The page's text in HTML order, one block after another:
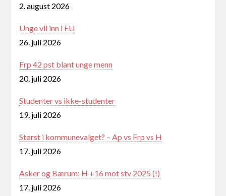
2. august 2026
Unge vil inn i EU
26. juli 2026
Frp 42 pst blant unge menn
20. juli 2026
Studenter vs ikke-studenter
19. juli 2026
Størst i kommunevalget? – Ap vs Frp vs H
17. juli 2026
Asker og Bærum: H +16 mot stv 2025 (!)
17. juli 2026